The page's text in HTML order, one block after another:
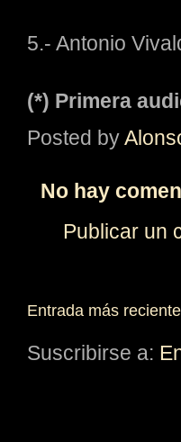
5.- Antonio
(*) Primera
Posted by
No hay
Publicar un
Entrada más reciente
Suscribirse a: